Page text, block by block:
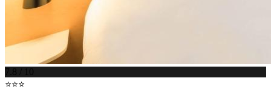
7.8 / 10
⭐⭐⭐